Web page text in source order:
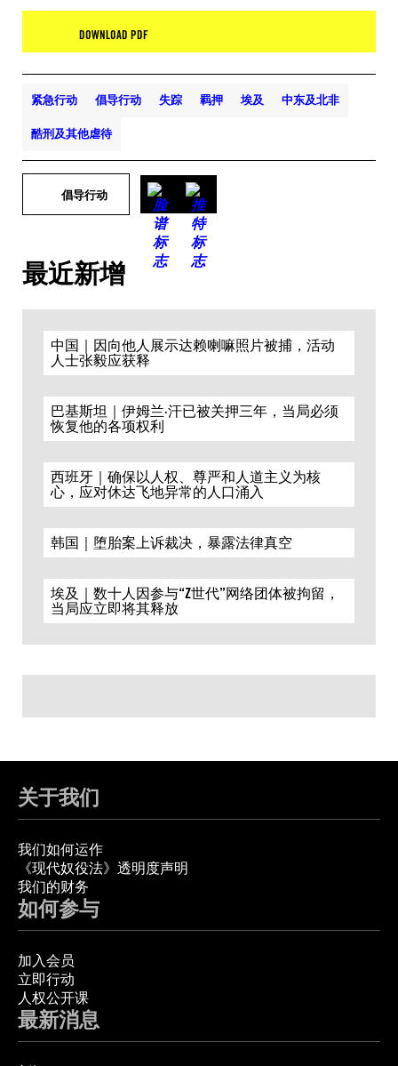
DOWNLOAD PDF
紧急行动 倡导行动 失踪 羁押 埃及 中东及北非
酷刑及其他虐待
倡导行动
最近新增
中国｜因向他人展示达赖喇嘛照片被捕，活动
人士张毅应获释
巴基斯坦｜伊姆兰·汗已被关押三年，当局必须
恢复他的各项权利
西班牙｜确保以人权、尊严和人道主义为核
心，应对休达飞地异常的人口涌入
韩国｜堕胎案上诉裁决，暴露法律真空
埃及｜数十人因参与“Z世代”网络团体被拘留，
当局应立即将其释放
关于我们
我们如何运作
《现代奴役法》透明度声明
我们的财务
如何参与
加入会员
立即行动
人权公开课
最新消息